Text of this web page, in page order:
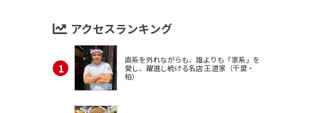
アクセスランキング
直系を外れながらも、誰よりも「家系」を
愛し、躍進し続ける名店 王道家（千葉・
柏）